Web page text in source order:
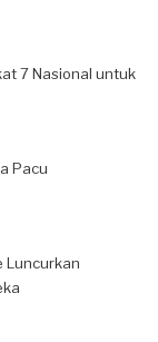
7 Nasional untuk
Pacu
Luncurkan